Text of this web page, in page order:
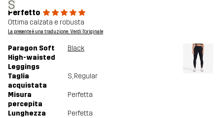
S
Perfetto
Ottima calzata e robusta
La presente è una traduzione. Verdi l'originale
Paragon Soft
High-waisted
Leggings
Black
Taglia
acquistata
S, Regular
Misura
percepita
Perfetta
Lunghezza Perfetta